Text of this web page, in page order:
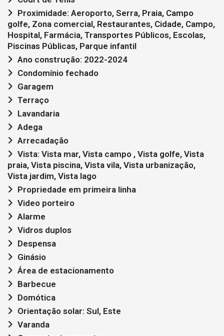
golfe, Zona comercial, Restaurantes, Cidade, Campo,
Hospital, Farmácia, Transportes Públicos, Escolas,
Piscinas Públicas, Parque infantil
Ano construção: 2022-2024
Condomínio fechado
Garagem
Terraço
Lavandaria
Adega
Arrecadação
praia, Vista piscina, Vista vila, Vista urbanização,
Vista jardim, Vista lago
Propriedade em primeira linha
Video porteiro
Alarme
Vidros duplos
Despensa
Ginásio
Área de estacionamento
Barbecue
Domótica
Orientação solar: Sul, Este
Varanda